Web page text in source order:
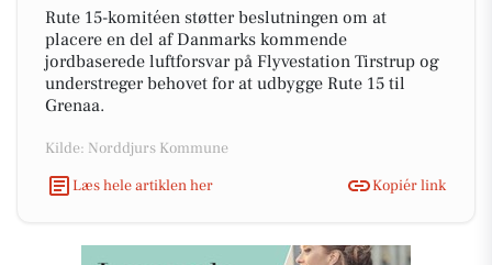
Rute 15-komitéen støtter beslutningen om at
placere en del af Danmarks kommende
jordbaserede luftforsvar på Flyvestation Tirstrup og
understreger behovet for at udbygge Rute 15 til
Grenaa.
Kilde: Norddjurs Kommune
Læs hele artiklen her
Kopiér link